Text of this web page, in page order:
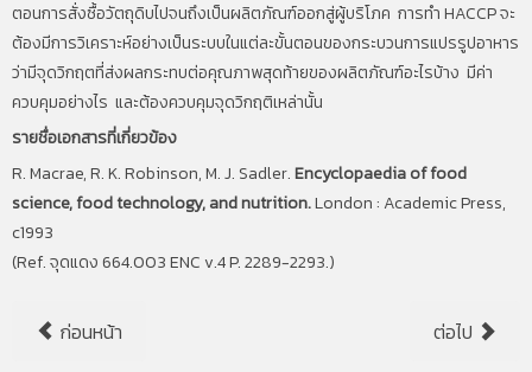
ตอนการสั่งซื้อวัตถุดิบไปจนถึงเป็นผลิตภัณฑ์ออกสู่ผู้บริโภค การทำ HACCP จะ
ต้องมีการวิเคราะห์อย่างเป็นระบบในแต่ละขั้นตอนของกระบวนการแปรรูปอาหาร
ว่ามีจุดวิกฤตที่ส่งผลกระทบต่อคุณภาพสุดท้ายของผลิตภัณฑ์อะไรบ้าง มีค่า
ควบคุมอย่างไร และต้องควบคุมจุดวิกฤติเหล่านั้น
รายชื่อเอกสารที่เกี่ยวข้อง
R. Macrae, R. K. Robinson, M. J. Sadler.Encyclopaedia of food
science, food technology, and nutrition.London : Academic Press,
c1993
(Ref. จุดแดง 664.003 ENC v.4 P. 2289-2293.)
ก่อนหน้า ต่อไป